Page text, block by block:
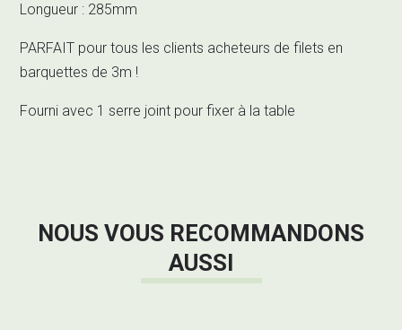
Longueur : 285mm
PARFAIT pour tous les clients acheteurs de filets en
barquettes de 3m !
Fourni avec 1 serre joint pour fixer à la table
NOUS VOUS RECOMMANDONS
AUSSI